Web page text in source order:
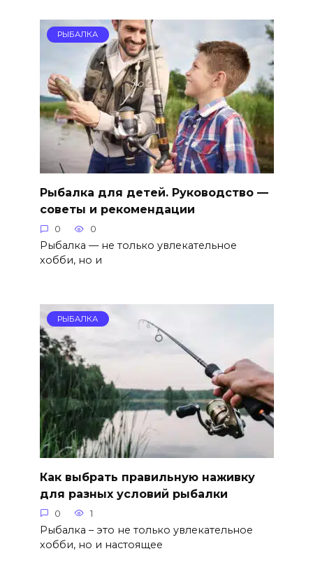
РЫБАЛКА
Рыбалка для детей. Руководство —
советы и рекомендации
0 0
Рыбалка — не только увлекательное
хобби, но и
РЫБАЛКА
Как выбрать правильную наживку
для разных условий рыбалки
0 1
Рыбалка – это не только увлекательное
хобби, но и настоящее